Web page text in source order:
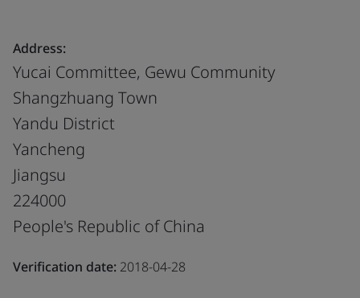
Address:
Yucai Committee, Gewu Community
Shangzhuang Town
Yandu District
Yancheng
Jiangsu
224000
People's Republic of China
Verification date: 2018-04-28